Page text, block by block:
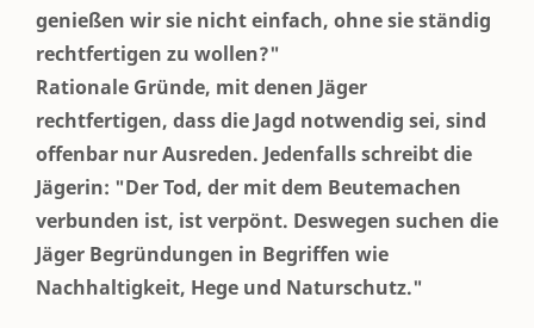
genießen wir sie nicht einfach, ohne sie ständig
rechtfertigen zu wollen?"
Rationale Gründe, mit denen Jäger
rechtfertigen, dass die Jagd notwendig sei, sind
offenbar nur Ausreden. Jedenfalls schreibt die
Jägerin: "Der Tod, der mit dem Beutemachen
verbunden ist, ist verpönt. Deswegen suchen die
Jäger Begründungen in Begriffen wie
Nachhaltigkeit, Hege und Naturschutz."